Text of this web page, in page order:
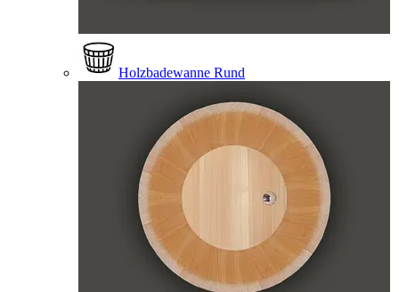
Holzbadewanne Rund